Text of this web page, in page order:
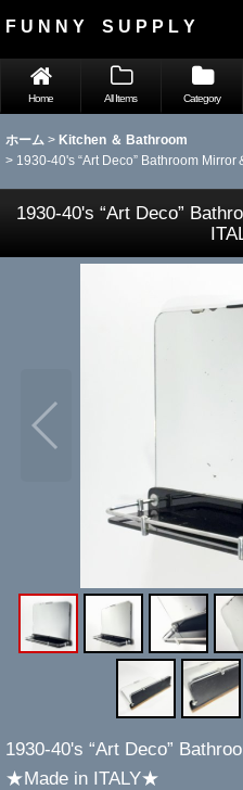
F U N N Y S U P P L Y
Home All Items Category
ホーム > Kitchen ＆ Bathroom
> 1930-40's “Art Deco” Bathroom
1930-40's “Art Deco”
1930-40's “Art Deco”
★Made in ITALY★